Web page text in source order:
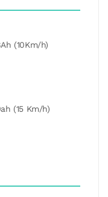
(10Km/h)
(15 Km/h)